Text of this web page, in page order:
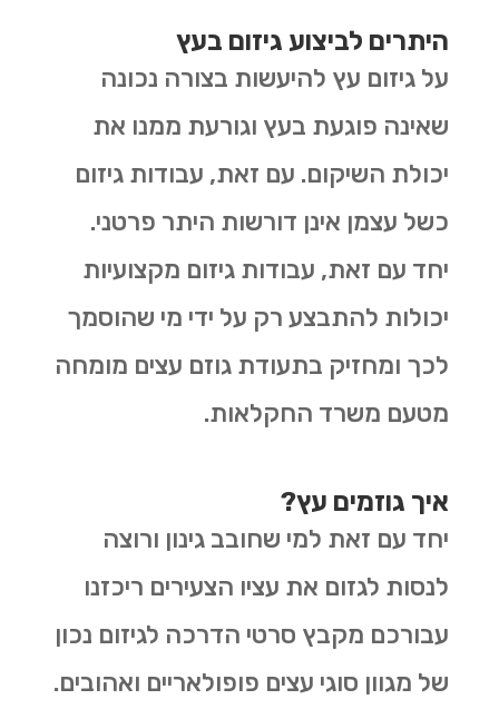
היתרים לביצוע גיזום בעץ
על גיזום עץ להיעשות בצורה נכונה
שאינה פוגעת בעץ וגורעת ממנו את
יכולת השיקום. עם זאת, עבודות גיזום
כשל עצמן אינן דורשות היתר פרטני.
יחד עם זאת, עבודות גיזום מקצועיות
יכולות להתבצע רק על ידי מי שהוסמך
לכך ומחזיק בתעודת גוזם עצים מומחה
מטעם משרד החקלאות.
איך גוזמים עץ?
יחד עם זאת למי שחובב גינון ורוצה
לנסות לגזום את עציו הצעירים ריכזנו
עבורכם מקבץ סרטי הדרכה לגיזום נכון
של מגוון סוגי עצים פופולאריים ואהובים.